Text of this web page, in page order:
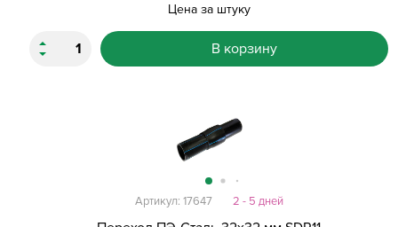
Цена за штуку
В корзину
Артикул: 17647 2 - 5 дней